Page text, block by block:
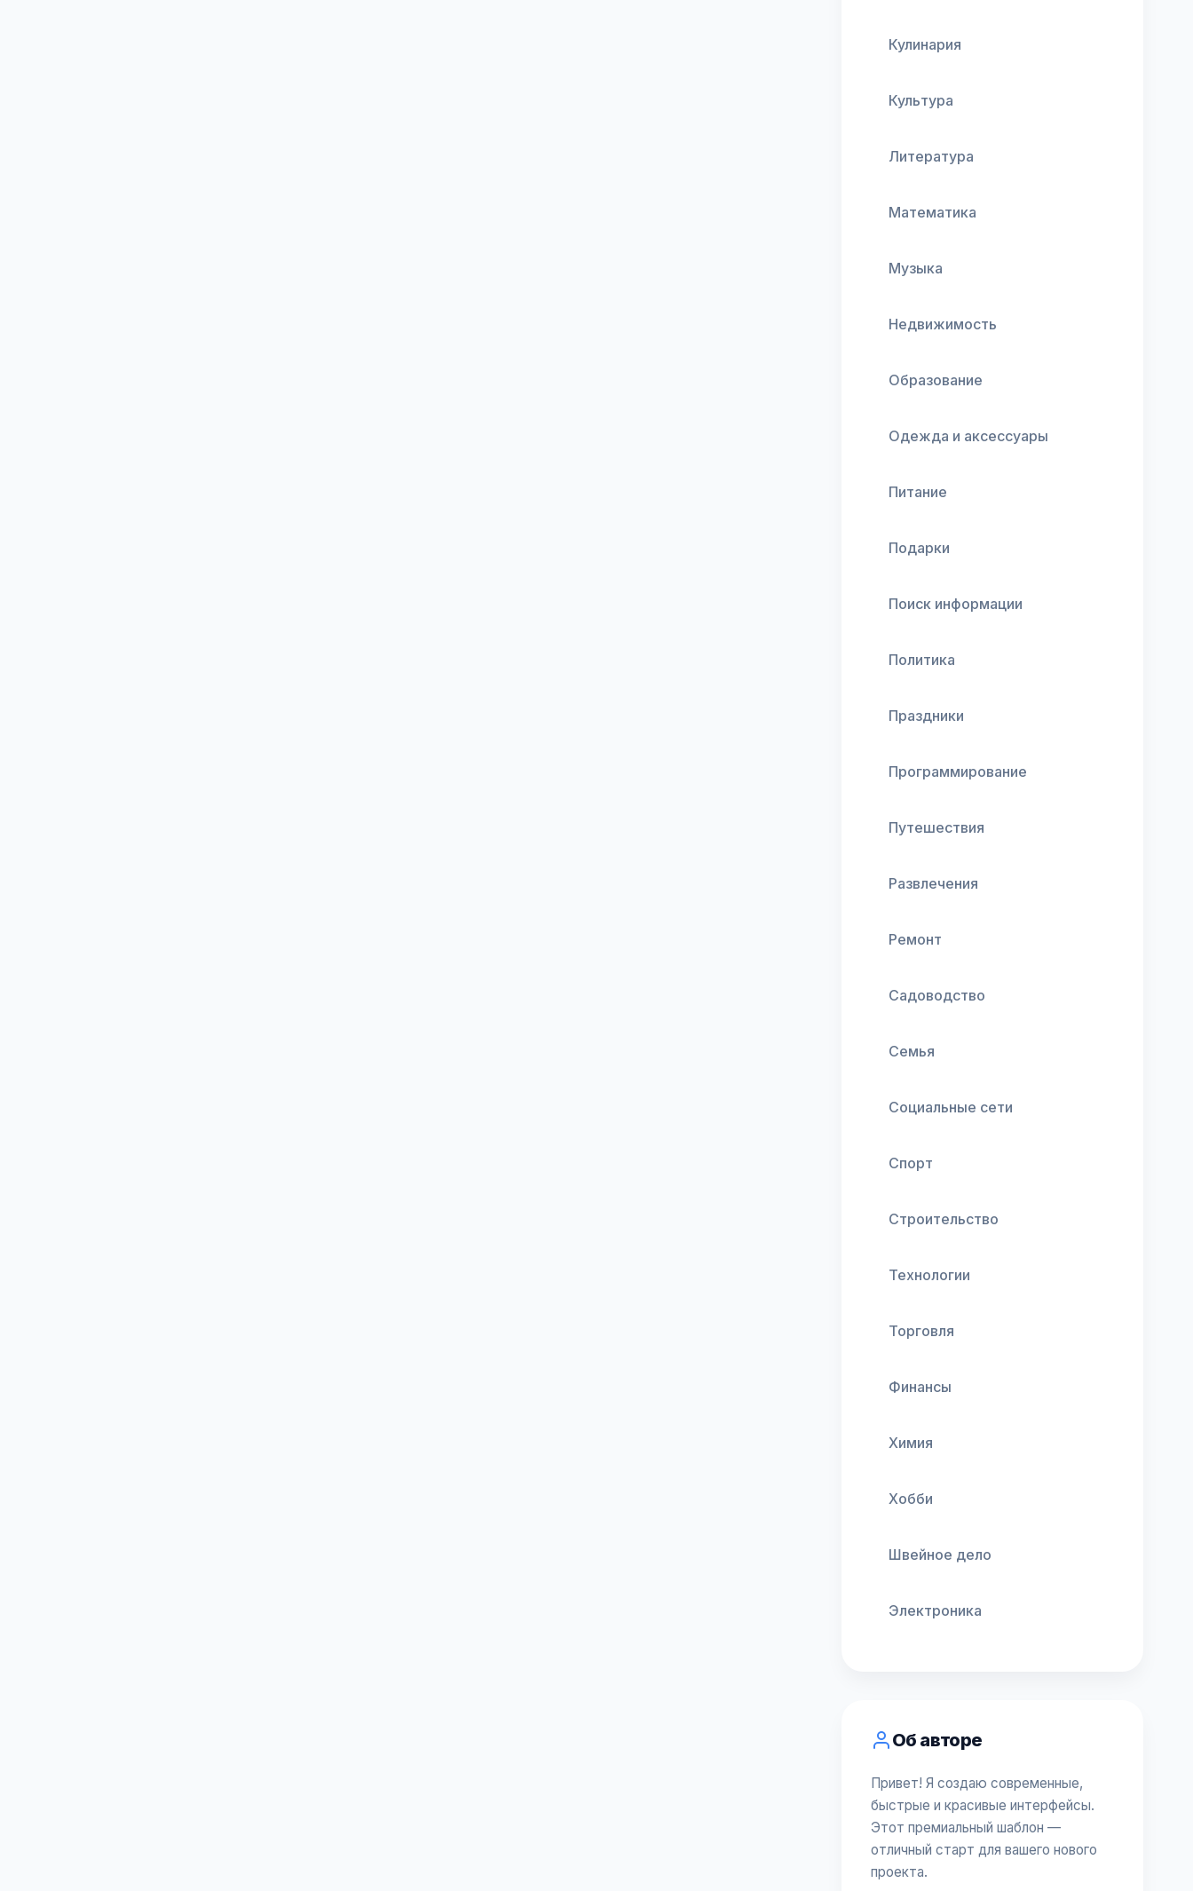
Кулинария
Культура
Литература
Математика
Музыка
Недвижимость
Образование
Одежда и аксессуары
Питание
Подарки
Поиск информации
Политика
Праздники
Программирование
Путешествия
Развлечения
Ремонт
Садоводство
Семья
Социальные сети
Спорт
Строительство
Технологии
Торговля
Финансы
Химия
Хобби
Швейное дело
Электроника
Об авторе
Привет! Я создаю современные,
быстрые и красивые интерфейсы.
Этот премиальный шаблон —
отличный старт для вашего нового
проекта.